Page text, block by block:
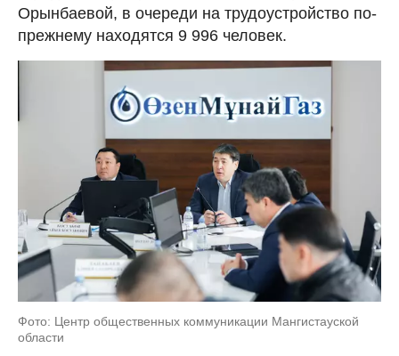
Орынбаевой, в очереди на трудоустройство по-
прежнему находятся 9 996 человек.
Фото: Центр общественных коммуникации Мангистауской
области